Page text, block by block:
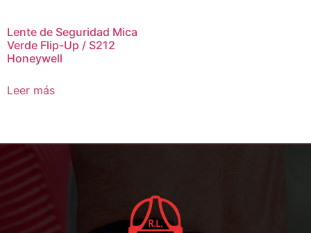
Lente de Seguridad Mica
Verde Flip-Up / S212
Honeywell
Leer más